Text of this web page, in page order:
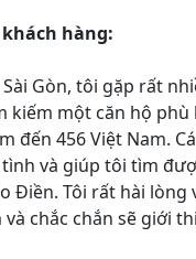
hàng:
Gòn, tôi gặp rất
kiếm một căn hộ phù
đến 456 Việt Nam.
và giúp tôi tìm
Điền. Tôi rất hài lòng
và chắc chắn sẽ giới